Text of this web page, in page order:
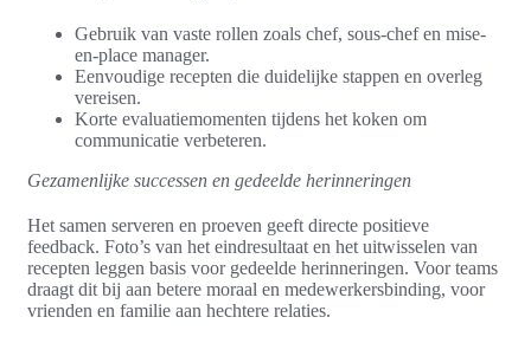
Gebruik van vaste rollen zoals chef, sous-chef en mise-
en-place manager.
Eenvoudige recepten die duidelijke stappen en overleg
vereisen.
Korte evaluatiemomenten tijdens het koken om
communicatie verbeteren.
Gezamenlijke successen en gedeelde herinneringen
Het samen serveren en proeven geeft directe positieve
feedback. Foto’s van het eindresultaat en het uitwisselen van
recepten leggen basis voor gedeelde herinneringen. Voor teams
draagt dit bij aan betere moraal en medewerkersbinding, voor
vrienden en familie aan hechtere relaties.